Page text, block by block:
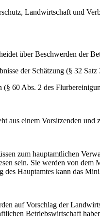
Landwirtschaft und
über Beschwerden der
der Schätzung (§ 32
60 Abs. 2 des
aus einem Vorsitzenden
zum hauptamtlichen
sein. Sie werden von
des Hauptamtes kann das
auf Vorschlag der
Betriebswirtschaft